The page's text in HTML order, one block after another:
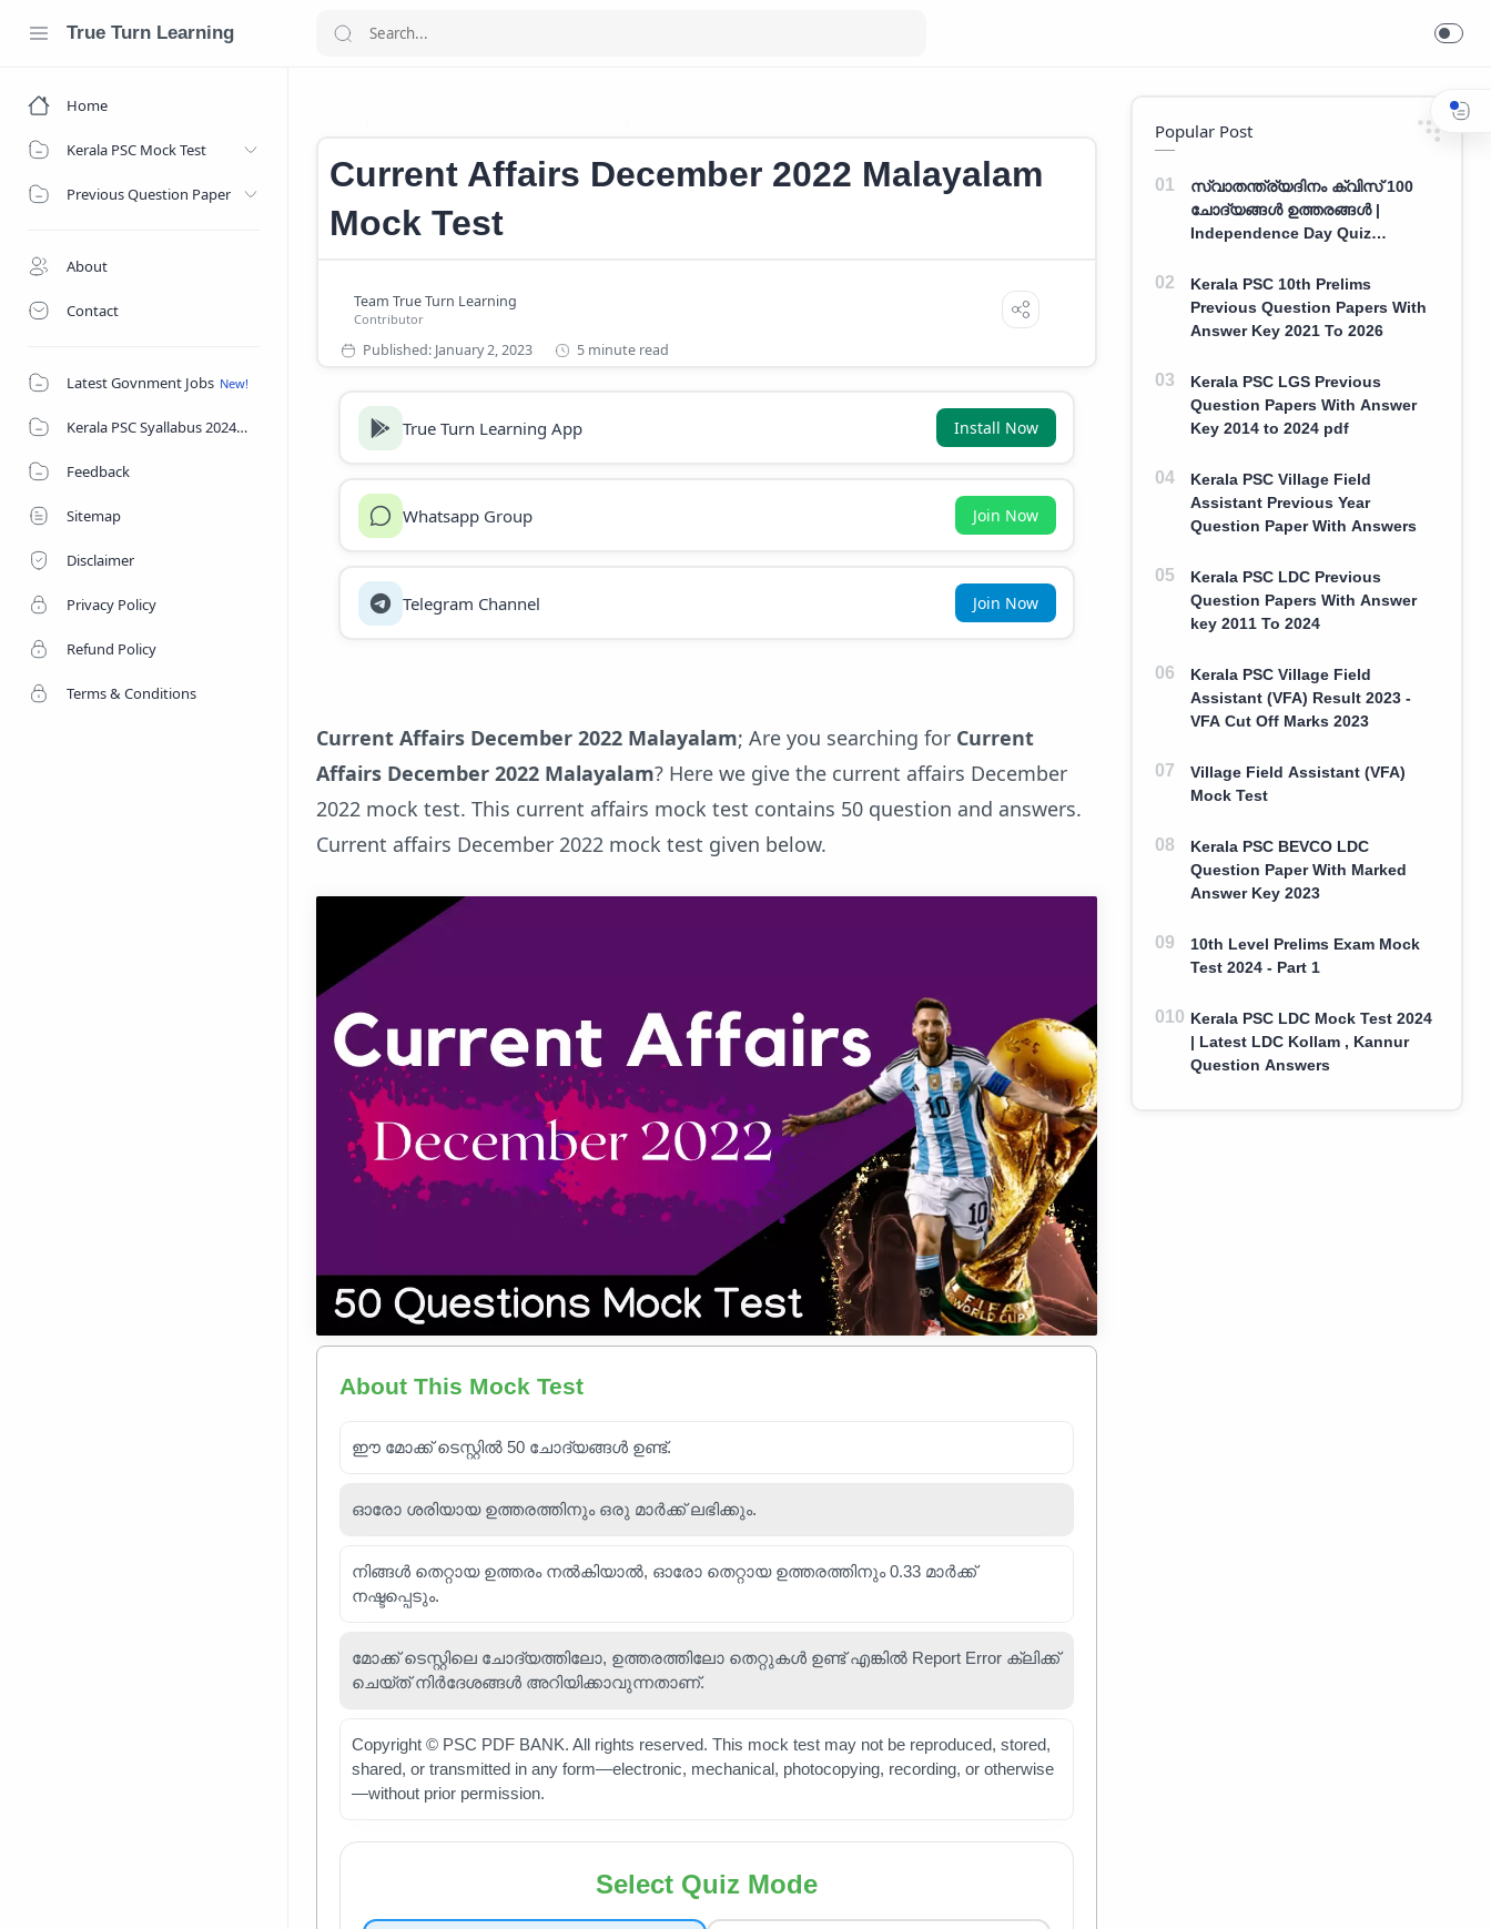
True Turn Learning
Home
Kerala PSC Mock Test
Previous Question Paper
About
Contact
Latest Govnment Jobs
Kerala PSC Syallabus 2024
Feedback
Sitemap
Disclaimer
Privacy Policy
Refund Policy
Terms & Conditions
Current Affairs December 2022 Malayalam
Mock Test
5 minute read
True Turn Learning App Install Now
Whatsapp Group Join Now
Telegram Channel Join Now
Current Affairs December 2022 Malayalam; Are you searching for Current
Affairs December 2022 Malayalam? Here we give the current affairs December
2022 mock test. This current affairs mock test contains 50 question and answers.
Current affairs December 2022 mock test given below.
About This Mock Test
ഈ മോക്ക് ടെസ്റ്റിൽ 50 ചോദ്യങ്ങൾ ഉണ്ട്.
ഓരോ ശരിയായ ഉത്തരത്തിനും ഒരു മാർക്ക് ലഭിക്കും.
നിങ്ങൾ തെറ്റായ ഉത്തരം നൽകിയാൽ, ഓരോ തെറ്റായ ഉത്തരത്തിനും 0.33 മാർക്ക്
നഷ്ടപ്പെടും.
മോക്ക് ടെസ്റ്റിലെ ചോദ്യത്തിലോ, ഉത്തരത്തിലോ തെറ്റുകൾ ഉണ്ട് എങ്കിൽ Report Error ക്ലിക്ക്
ചെയ്ത് നിർദേശങ്ങൾ അറിയിക്കാവുന്നതാണ്.
Copyright © PSC PDF BANK. All rights reserved. This mock test may not be reproduced, stored,
shared, or transmitted in any form—electronic, mechanical, photocopying, recording, or otherwise
—without prior permission.
Select Quiz Mode
Popular Post
സ്വാതന്ത്ര്യദിനം ക്വിസ് 100
ചോദ്യങ്ങൾ ഉത്തരങ്ങൾ |
Independence Day Quiz
Answers
Kerala PSC 10th Prelims
Previous Question Papers With
Answer Key 2021 To 2026
Kerala PSC LGS Previous
Question Papers With Answer
Key 2014 to 2024 pdf
Kerala PSC Village Field
Assistant Previous Year
Question Paper With Answers
Kerala PSC LDC Previous
Question Papers With Answer
key 2011 To 2024
Kerala PSC Village Field
Assistant (VFA) Result 2023 -
VFA Cut Off Marks 2023
Village Field Assistant (VFA)
Mock Test
Kerala PSC BEVCO LDC
Question Paper With Marked
Answer Key 2023
10th Level Prelims Exam Mock
Test 2024 - Part 1
Kerala PSC LDC Mock Test 2024
| Latest LDC Kollam , Kannur
Question Answers